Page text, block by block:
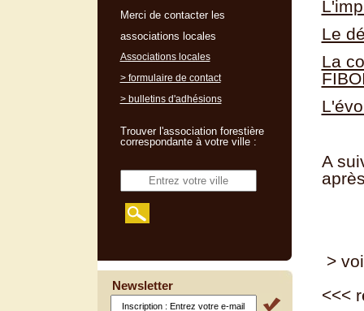
Le
La
A
>
<<<
Merci de contacter les
associations locales
Associations locales
> formulaire de contact
> bulletins d'adhésions
Trouver l'association forestière
correspondante à votre ville :
Newsletter